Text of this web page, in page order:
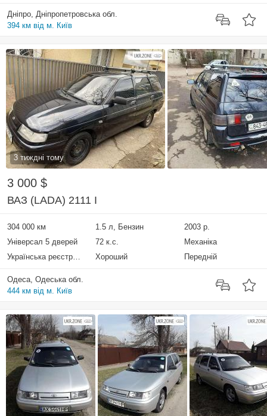
Дніпро, Дніпропетровська обл.
394 км від м. Київ
3 тиждні тому
3 000 $
ВАЗ (LADA) 2111 I
304 000 км 1.5 л, Бензин
2003 р.
Універсал 5 дверей
72 к.с.
Механіка
Українська реєстрація
Хороший Передній
Одеса, Одеська обл.
444 км від м. Київ